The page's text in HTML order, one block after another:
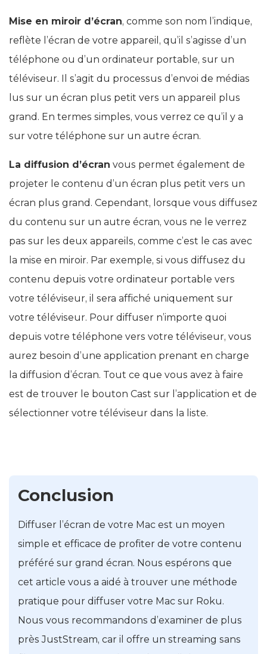
Mise en miroir d’écran, comme son nom l’indique,
reflète l’écran de votre appareil, qu’il s’agisse d’un
téléphone ou d’un ordinateur portable, sur un
téléviseur. Il s’agit du processus d’envoi de médias
lus sur un écran plus petit vers un appareil plus
grand. En termes simples, vous verrez ce qu’il y a
sur votre téléphone sur un autre écran.
La diffusion d’écran vous permet également de
projeter le contenu d’un écran plus petit vers un
écran plus grand. Cependant, lorsque vous diffusez
du contenu sur un autre écran, vous ne le verrez
pas sur les deux appareils, comme c’est le cas avec
la mise en miroir. Par exemple, si vous diffusez du
contenu depuis votre ordinateur portable vers
votre téléviseur, il sera affiché uniquement sur
votre téléviseur. Pour diffuser n’importe quoi
depuis votre téléphone vers votre téléviseur, vous
aurez besoin d’une application prenant en charge
la diffusion d’écran. Tout ce que vous avez à faire
est de trouver le bouton Cast sur l’application et de
sélectionner votre téléviseur dans la liste.
Conclusion
Diffuser l’écran de votre Mac est un moyen
simple et efficace de profiter de votre contenu
préféré sur grand écran. Nous espérons que
cet article vous a aidé à trouver une méthode
pratique pour diffuser votre Mac sur Roku.
Nous vous recommandons d’examiner de plus
près JustStream, car il offre un streaming sans